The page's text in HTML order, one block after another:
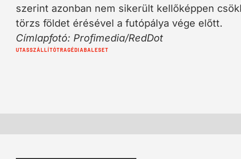
szerint azonban nem sikerült kellőképpen
törzs földet érésével a futópálya vége előtt.
Címlapfotó: Profimedia/RedDot
Cimkék:
UTASSZÁLLÍTÓTRAGÉDIABALESET